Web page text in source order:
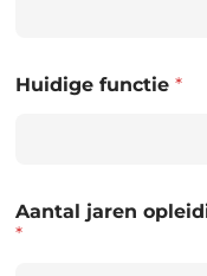
Huidige functie *
Aantal jaren
*